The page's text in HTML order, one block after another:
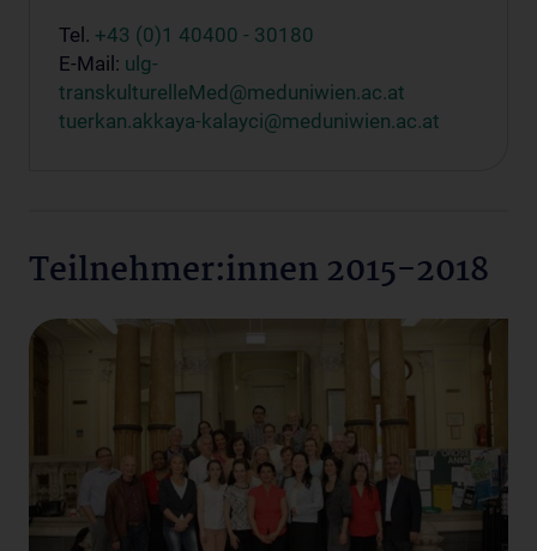
Tel. +43 (0)1 40400 - 30180
E-Mail: ulg-
transkulturelleMed@meduniwien.ac.at
tuerkan.akkaya-kalayci@meduniwien.ac.at
Teilnehmer:innen 2015-2018